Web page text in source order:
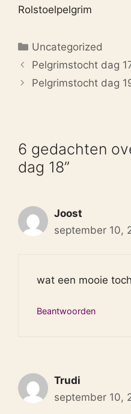
Rolstoelpelgrim
Categorieën
Uncategorized
Pelgrimstocht dag
Pelgrimstocht dag
6 gedachten
dag 18”
Joost
september 10,
wat een mooie
Beantwoorden
Trudi
september 10,